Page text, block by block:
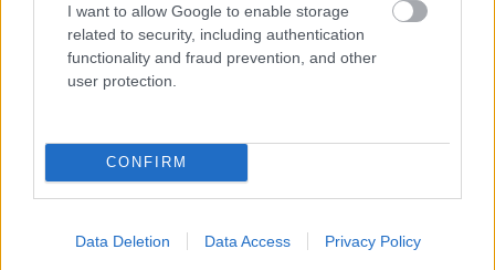
I want to allow Google to enable storage
related to security, including authentication
functionality and fraud prevention, and other
user protection.
CONFIRM
Data Deletion Data Access Privacy Policy
RobonAUT 2012
2012. január 14-án, szombaton rendezi a Műszaki
Egyetem Automatizálási és Alkalmazott Informatikai
hallgatói indulhatnak el. A feladat egy RC autóból